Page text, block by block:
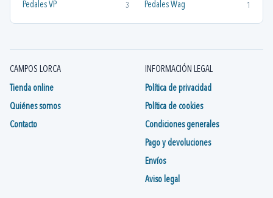
Pedales VP 3 Pedales Wag 1
CAMPOS LORCA
Tienda online
Quiénes somos
Contacto
INFORMACIÓN LEGAL
Política de privacidad
Política de cookies
Condiciones generales
Pago y devoluciones
Envíos
Aviso legal